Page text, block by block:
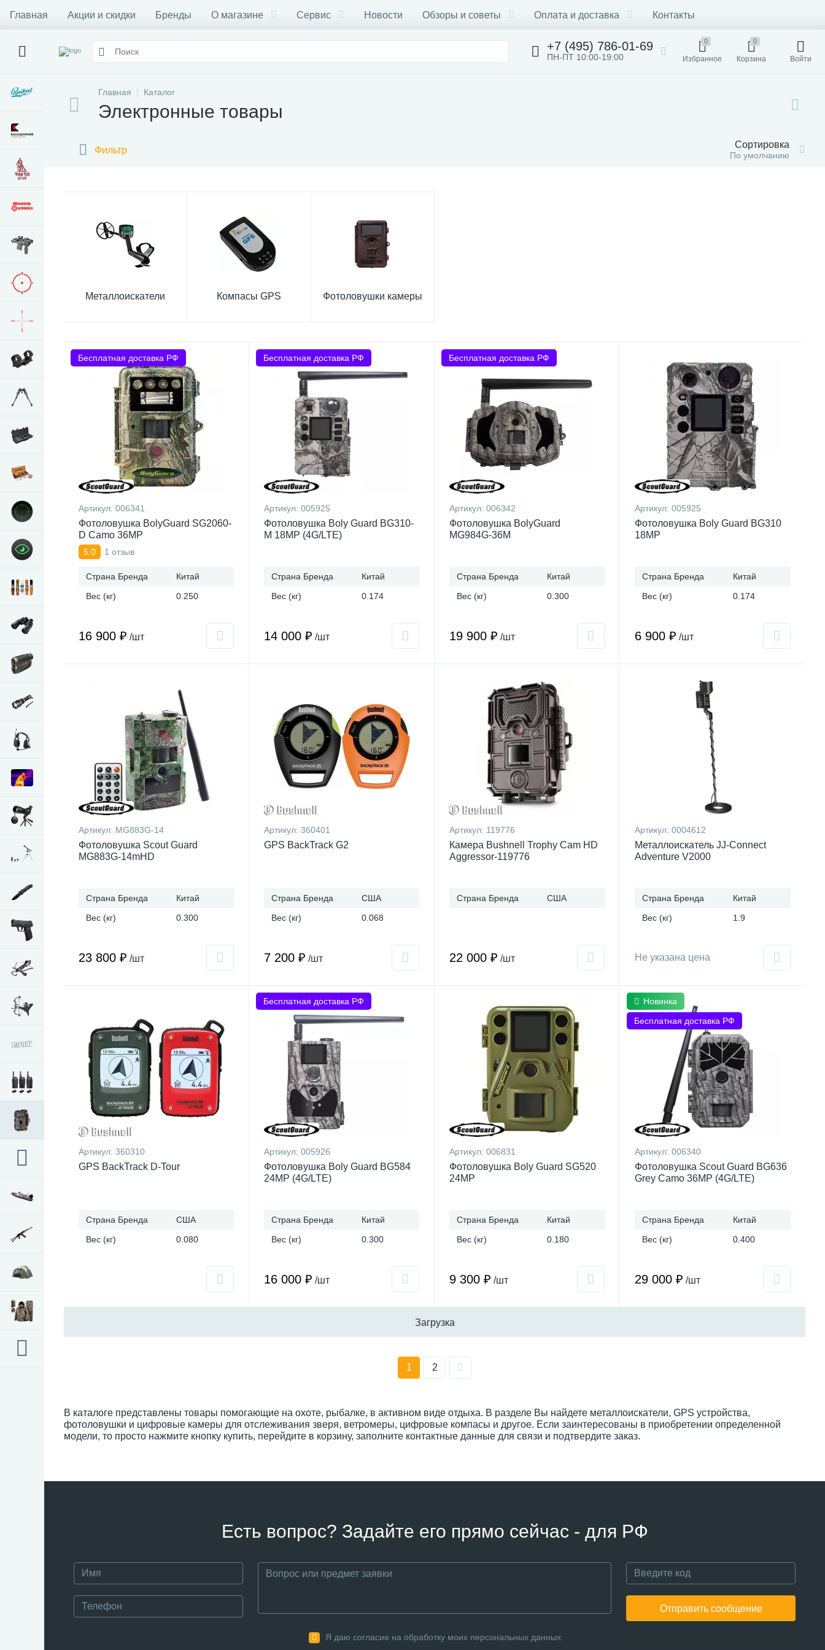
Главная Акции и скидки Бренды О магазине Сервис Новости Обзоры и советы Оплата и доставка Контакты
+7 (495) 786-01-69
ПН-ПТ 10:00-19:00
0
Избранное
0
Корзина Войти
Главная Каталог
Электронные товары
Фильтр Сортировка
По умолчанию
Mеталлоискатели Компасы GPS Фотоловушки камеры
Бесплатная доставка РФ
Артикул: 006341
Фотоловушка BolyGuard SG2060-
D Camo 36MP
5.0 1 отзыв
Страна Бренда
Китай
Вес (кг)
0.250
16 900 ₽ /шт
Бесплатная доставка РФ
Артикул: 005925
Фотоловушка Boly Guard BG310-
M 18MP (4G/LTE)
Страна Бренда
Китай
Вес (кг)
0.174
14 000 ₽ /шт
Бесплатная доставка РФ
Артикул: 006342
Фотоловушка BolyGuard
MG984G-36M
Страна Бренда
Китай
Вес (кг)
0.300
19 900 ₽ /шт
Артикул: 005925
Фотоловушка Boly Guard BG310
18MP
Страна Бренда
Китай
Вес (кг)
0.174
6 900 ₽ /шт
Артикул: MG883G-14
Фотоловушка Scout Guard
MG883G-14mHD
Страна Бренда
Китай
Вес (кг)
0.300
23 800 ₽ /шт
Артикул: 360401
GPS BackTrack G2
Страна Бренда
США
Вес (кг)
0.068
7 200 ₽ /шт
Артикул: 119776
Камера Bushnell Trophy Cam HD
Aggressor-119776
Страна Бренда США
22 000 ₽ /шт
Артикул: 0004612
Металлоискатель JJ-Connect
Adventure V2000
Страна Бренда
Китай
Вес (кг)
1.9
Не указана цена
Артикул: 360310
GPS BackTrack D-Tour
Страна Бренда
США
Вес (кг)
0.080
Бесплатная доставка РФ
Артикул: 005926
Фотоловушка Boly Guard BG584
24MP (4G/LTE)
Страна Бренда
Китай
Вес (кг)
0.300
16 000 ₽ /шт
Артикул: 006831
Фотоловушка Boly Guard SG520
24MP
Страна Бренда
Китай
Вес (кг)
0.180
9 300 ₽ /шт
Новинка
Бесплатная доставка РФ
Артикул: 006340
Фотоловушка Scout Guard BG636
Grey Camo 36MP (4G/LTE)
Страна Бренда
Китай
Вес (кг)
0.400
29 000 ₽ /шт
Загрузка
1 2
В каталоге представлены товары помогающие на охоте, рыбалке, в активном виде отдыха. В разделе Вы найдете металлоискатели, GPS устройства,
фотоловушки и цифровые камеры для отслеживания зверя, ветромеры, цифровые компасы и другое. Если заинтересованы в приобретении определенной
модели, то просто нажмите кнопку купить, перейдите в корзину, заполните контактные данные для связи и подтвердите заказ.
Есть вопрос? Задайте его прямо сейчас - для РФ
Отправить сообщение
Я даю согласие на обработку моих персональных данных